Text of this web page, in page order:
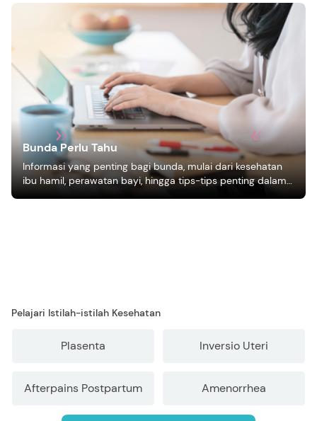
Bunda Perlu Tahu
Informasi yang penting bagi bunda, mulai dari kesehatan
ibu hamil, perawatan bayi, hingga tips-tips penting dalam
mengasuh anak
Pelajari Istilah-istilah Kesehatan
Plasenta Inversio Uteri
Afterpains Postpartum Amenorrhea